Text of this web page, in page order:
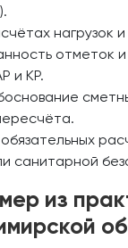
нагрузок
отметок
и КР.
санитарной
из